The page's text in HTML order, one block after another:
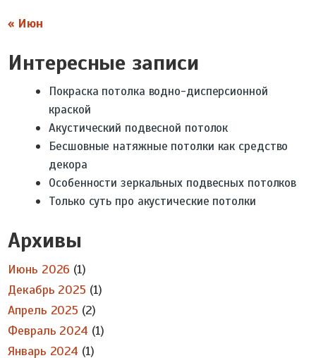
« Июн
Интересные записи
Покраска потолка водно-дисперсионной
краской
Акустический подвесной потолок
Бесшовные натяжные потолки как средство
декора
Особенности зеркальных подвесных потолков
Только суть про акустические потолки
Архивы
Июнь 2026 (1)
Декабрь 2025 (1)
Апрель 2025 (2)
Февраль 2024 (1)
Январь 2024 (1)